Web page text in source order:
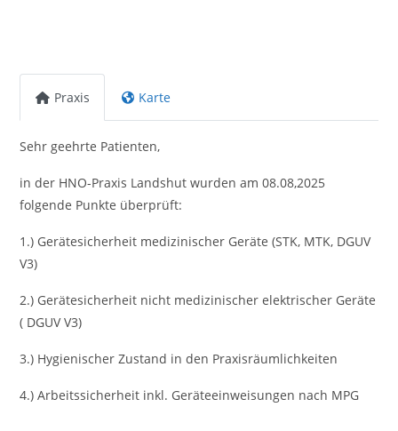
Praxis Karte
Sehr geehrte Patienten,
in der HNO-Praxis Landshut wurden am 08.08,2025
folgende Punkte überprüft:
1.) Gerätesicherheit medizinischer Geräte (STK, MTK, DGUV
V3)
2.) Gerätesicherheit nicht medizinischer elektrischer Geräte
( DGUV V3)
3.) Hygienischer Zustand in den Praxisräumlichkeiten
4.) Arbeitssicherheit inkl. Geräteeinweisungen nach MPG